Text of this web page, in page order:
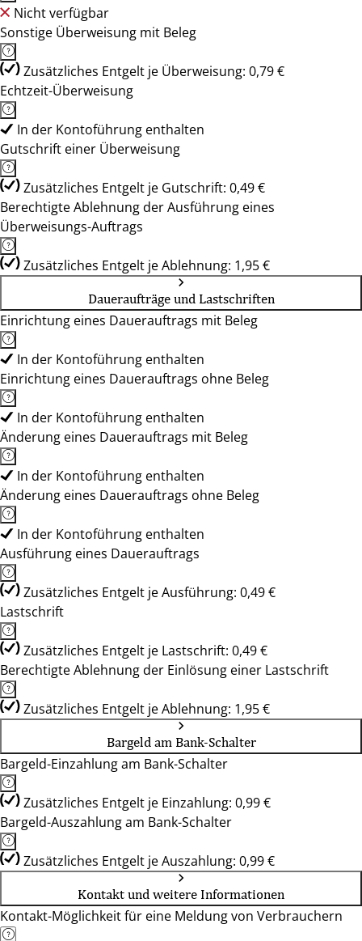
Nicht verfügbar
Sonstige Überweisung mit Beleg
Zusätzliches Entgelt je Überweisung: 0,79 €
Echtzeit-Überweisung
In der Kontoführung enthalten
Gutschrift einer Überweisung
Zusätzliches Entgelt je Gutschrift: 0,49 €
Berechtigte Ablehnung der Ausführung eines
Überweisungs-Auftrags
Zusätzliches Entgelt je Ablehnung: 1,95 €
Daueraufträge und Lastschriften
Einrichtung eines Dauerauftrags mit Beleg
In der Kontoführung enthalten
Einrichtung eines Dauerauftrags ohne Beleg
In der Kontoführung enthalten
Änderung eines Dauerauftrags mit Beleg
In der Kontoführung enthalten
Änderung eines Dauerauftrags ohne Beleg
In der Kontoführung enthalten
Ausführung eines Dauerauftrags
Zusätzliches Entgelt je Ausführung: 0,49 €
Lastschrift
Zusätzliches Entgelt je Lastschrift: 0,49 €
Berechtigte Ablehnung der Einlösung einer Lastschrift
Zusätzliches Entgelt je Ablehnung: 1,95 €
Bargeld am Bank-Schalter
Bargeld-Einzahlung am Bank-Schalter
Zusätzliches Entgelt je Einzahlung: 0,99 €
Bargeld-Auszahlung am Bank-Schalter
Zusätzliches Entgelt je Auszahlung: 0,99 €
Kontakt und weitere Informationen
Kontakt-Möglichkeit für eine Meldung von Verbrauchern